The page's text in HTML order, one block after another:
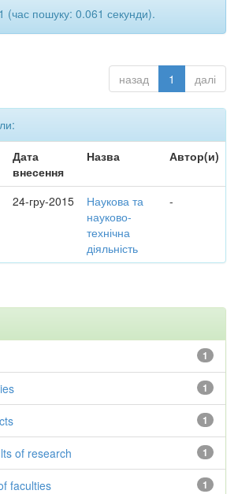
(час пошуку: 0.061 секунди).
назад 1 далі
Дата
внесення
Назва Автор(и)
24-гру-2015
Наукова та
науково-
технічна
діяльність
-
1
1
1
1
of research
1
faculties